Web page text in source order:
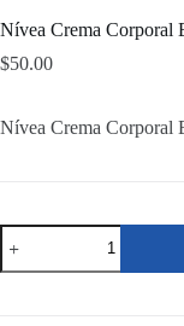
Nívea Crema Corporal
$50.00
Nívea Crema Corporal
Nívea
Crema
Corporal